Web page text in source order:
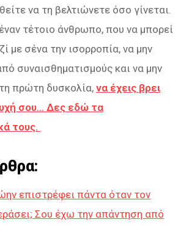
να τη βελτιώνετε όσο γίνεται.
τέτοιο άνθρωπο, που να μπορεί
με σένα την ισορροπία, να μην
συναισθηματισμούς και να μην
πρώτη δυσκολία, να έχεις βρει
σου… Δες εδώ τα
τους.
επιστρέφει πάντα όταν τον
Σου έχω την απάντηση από